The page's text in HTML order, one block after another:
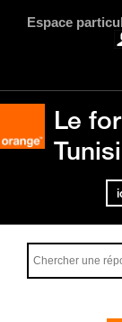
Espace
Le